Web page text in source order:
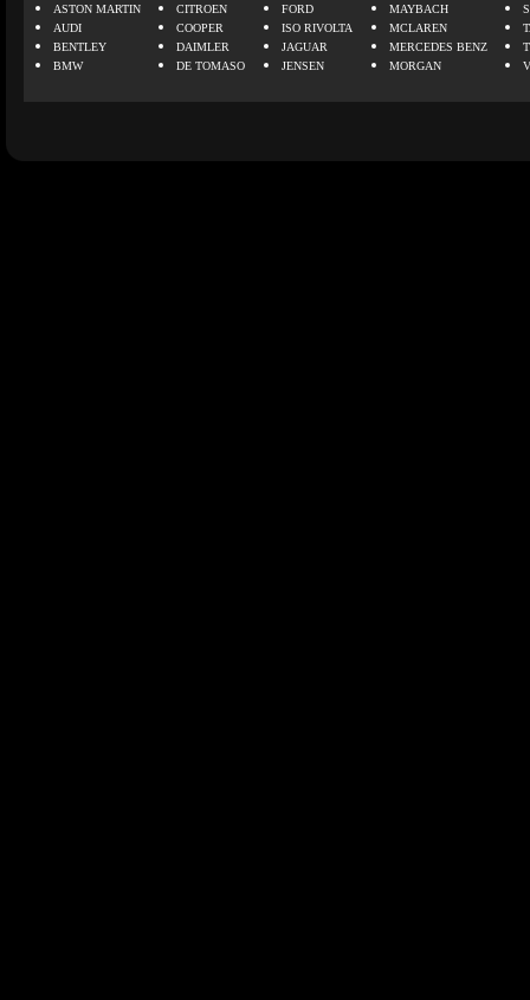
ASTON MARTIN
AUDI
BENTLEY
BMW
CITROEN
COOPER
DAIMLER
DE TOMASO
FORD
ISO RIVOLTA
JAGUAR
JENSEN
MAYBACH
MCLAREN
MERCEDES BENZ
MORGAN